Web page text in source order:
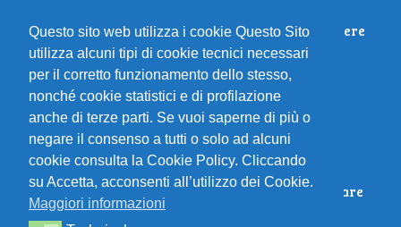
Corri al Massimo! L’Outfit per Correre
Estate: Scegli Intimo Funzionale e
Protettivo!
10 Consigli Essenziali per Migliorare
le Tue Prestazioni da Runner
Questo sito web utilizza i cookie Questo Sito
utilizza alcuni tipi di cookie tecnici necessari
per il corretto funzionamento dello stesso,
nonché cookie statistici e di profilazione
anche di terze parti. Se vuoi saperne di più o
negare il consenso a tutti o solo ad alcuni
cookie consulta la Cookie Policy. Cliccando
su Accetta, acconsenti all’utilizzo dei Cookie.
Maggiori informazioni